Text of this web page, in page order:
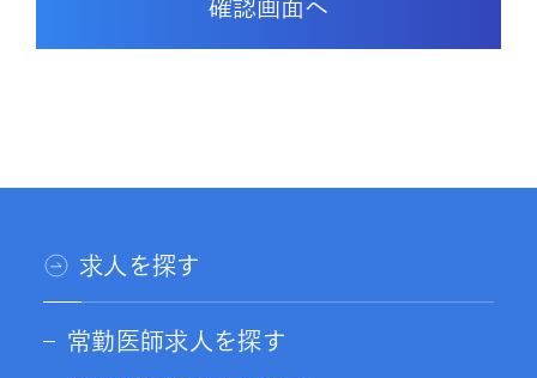
求人を探す
常勤医師求人を探す